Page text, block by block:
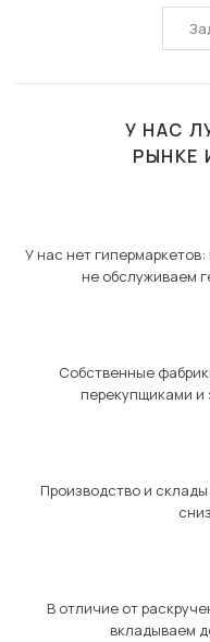
У НАС
РЫНКЕ
У нас нет
не обслуживаем
Собственные
перекупщиками и
Производство и
В отличие от
вкладываем